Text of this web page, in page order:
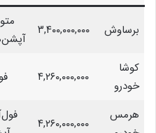
برساوش ۳,۴۰۰,۰۰۰,۰۰۰
کوشا
خودرو
۴,۲۶۰,۰۰۰,۰۰۰
هرمس
۴,۲۶۰,۰۰۰,۰۰۰